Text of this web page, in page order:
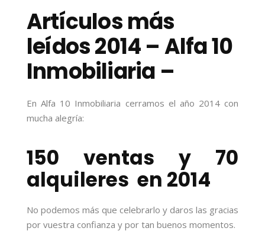
Artículos más
leídos 2014 – Alfa 10
Inmobiliaria –
En Alfa 10 Inmobiliaria cerramos el año 2014 con
mucha alegría:
150 ventas y 70
alquileres en 2014
No podemos más que celebrarlo y daros las gracias
por vuestra confianza y por tan buenos momentos.